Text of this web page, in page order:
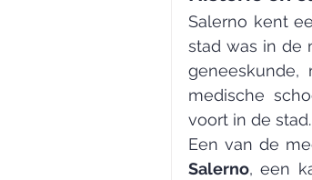
Salerno kent
stad was in de
medische
voort in de stad.
Een van de
Salerno, een